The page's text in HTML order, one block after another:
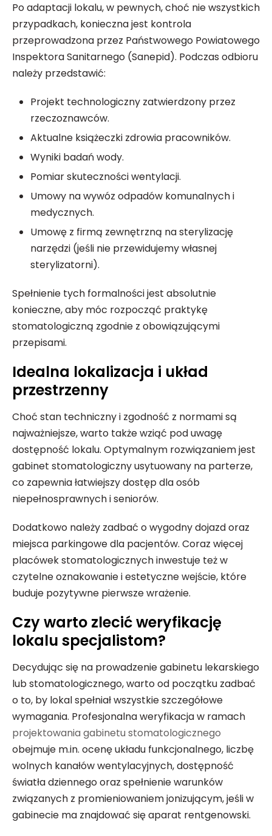
Po adaptacji lokalu, w pewnych, choć nie wszystkich
przypadkach, konieczna jest kontrola
przeprowadzona przez Państwowego Powiatowego
Inspektora Sanitarnego (Sanepid). Podczas odbioru
należy przedstawić:
Projekt technologiczny zatwierdzony przez
rzeczoznawców.
Aktualne książeczki zdrowia pracowników.
Wyniki badań wody.
Pomiar skuteczności wentylacji.
Umowy na wywóz odpadów komunalnych i
medycznych.
Umowę z firmą zewnętrzną na sterylizację
narzędzi (jeśli nie przewidujemy własnej
sterylizatorni).
Spełnienie tych formalności jest absolutnie
konieczne, aby móc rozpocząć praktykę
stomatologiczną zgodnie z obowiązującymi
przepisami.
Idealna lokalizacja i układ
przestrzenny
Choć stan techniczny i zgodność z normami są
najważniejsze, warto także wziąć pod uwagę
dostępność lokalu. Optymalnym rozwiązaniem jest
gabinet stomatologiczny usytuowany na parterze,
co zapewnia łatwiejszy dostęp dla osób
niepełnosprawnych i seniorów.
Dodatkowo należy zadbać o wygodny dojazd oraz
miejsca parkingowe dla pacjentów. Coraz więcej
placówek stomatologicznych inwestuje też w
czytelne oznakowanie i estetyczne wejście, które
buduje pozytywne pierwsze wrażenie.
Czy warto zlecić weryfikację
lokalu specjalistom?
Decydując się na prowadzenie gabinetu lekarskiego
lub stomatologicznego, warto od początku zadbać
o to, by lokal spełniał wszystkie szczegółowe
wymagania. Profesjonalna weryfikacja w ramach
projektowania gabinetu stomatologicznego
obejmuje m.in. ocenę układu funkcjonalnego, liczbę
wolnych kanałów wentylacyjnych, dostępność
światła dziennego oraz spełnienie warunków
związanych z promieniowaniem jonizującym, jeśli w
gabinecie ma znajdować się aparat rentgenowski.